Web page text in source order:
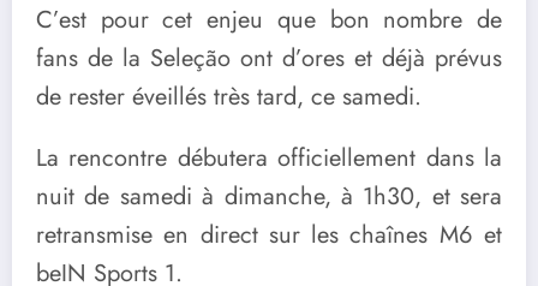
C’est pour cet enjeu que bon nombre de
fans de la Seleção ont d’ores et déjà prévus
de rester éveillés très tard, ce samedi.
La rencontre débutera officiellement dans la
nuit de samedi à dimanche, à 1h30, et sera
retransmise en direct sur les chaînes M6 et
beIN Sports 1.